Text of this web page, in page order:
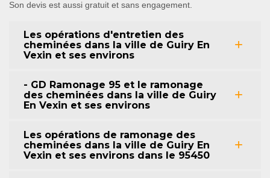
Son devis est aussi gratuit et sans engagement.
Les opérations d'entretien des
cheminées dans la ville de Guiry En
Vexin et ses environs
- GD Ramonage 95 et le ramonage
des cheminées dans la ville de Guiry
En Vexin et ses environs
Les opérations de ramonage des
cheminées dans la ville de Guiry En
Vexin et ses environs dans le 95450